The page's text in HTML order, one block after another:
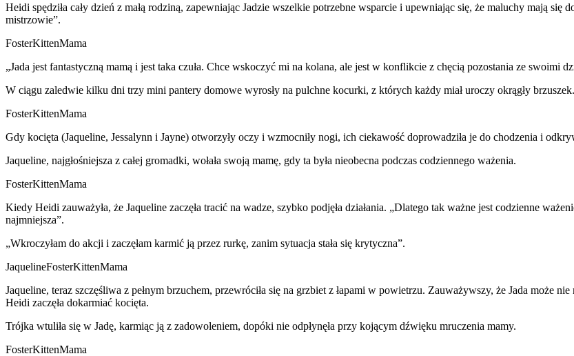
Heidi spędziła cały dzień z małą rodziną, zapewniając Jadzie wszelkie potrzebne wsparcie i upewniając się, że maluchy mają
mistrzowie”.
FosterKittenMama
„Jada jest fantastyczną mamą i jest taka czuła. Chce wskoczyć mi na kolana, ale jest w konflikcie z chęcią pozostania ze swoimi
W ciągu zaledwie kilku dni trzy mini pantery domowe wyrosły na pulchne kocurki, z których każdy miał uroczy okrągły brzuszek.
FosterKittenMama
Gdy kocięta (Jaqueline, Jessalynn i Jayne) otworzyły oczy i wzmocniły nogi, ich ciekawość doprowadziła je do chodzenia i
Jaqueline, najgłośniejsza z całej gromadki, wołała swoją mamę, gdy ta była nieobecna podczas codziennego ważenia.
FosterKittenMama
Kiedy Heidi zauważyła, że Jaqueline zaczęła tracić na wadze, szybko podjęła działania. „Dlatego tak ważne jest codzienne
najmniejsza”.
„Wkroczyłam do akcji i zaczęłam karmić ją przez rurkę, zanim sytuacja stała się krytyczna”.
JaquelineFosterKittenMama
Jaqueline, teraz szczęśliwa z pełnym brzuchem, przewróciła się na grzbiet z łapami w powietrzu. Zauważywszy, że Jada może
Heidi zaczęła dokarmiać kocięta.
Trójka wtuliła się w Jadę, karmiąc ją z zadowoleniem, dopóki nie odpłynęła przy kojącym dźwięku mruczenia mamy.
FosterKittenMama